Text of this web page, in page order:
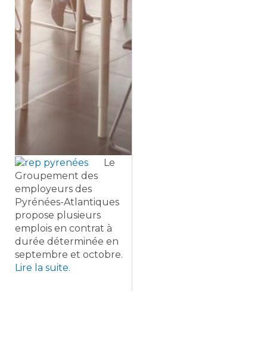
Le
Groupement des
employeurs des
Pyrénées-Atlantiques
propose plusieurs
emplois en contrat à
durée déterminée en
septembre et octobre.
Lire la suite.